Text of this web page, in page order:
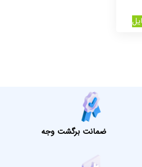
ضمانت برگشت وجه